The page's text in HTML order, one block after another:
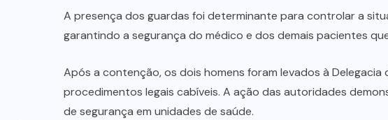
A presença dos guardas foi determinante para controlar a
garantindo a segurança do médico e dos demais pacientes
Após a contenção, os dois homens foram levados à Delegacia
procedimentos legais cabíveis. A ação das autoridades
de segurança em unidades de saúde.